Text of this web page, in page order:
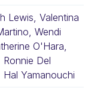
Lewis, Valentina
Wendi
O'Hara,
Del
Hal Yamanouchi